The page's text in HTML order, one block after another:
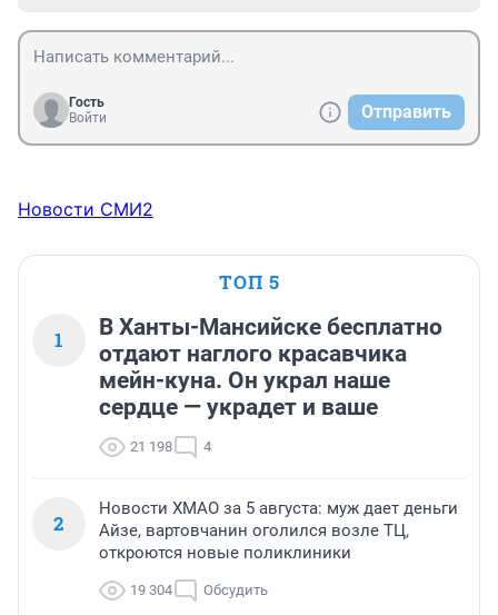
Гость
Войти
Отправить
Новости СМИ2
ТОП 5
1
В Ханты-Мансийске бесплатно
отдают наглого красавчика
мейн-куна. Он украл наше
сердце — украдет и ваше
21 198 4
2
Новости ХМАО за 5 августа: муж дает деньги
Айзе, вартовчанин оголился возле ТЦ,
откроются новые поликлиники
19 304 Обсудить